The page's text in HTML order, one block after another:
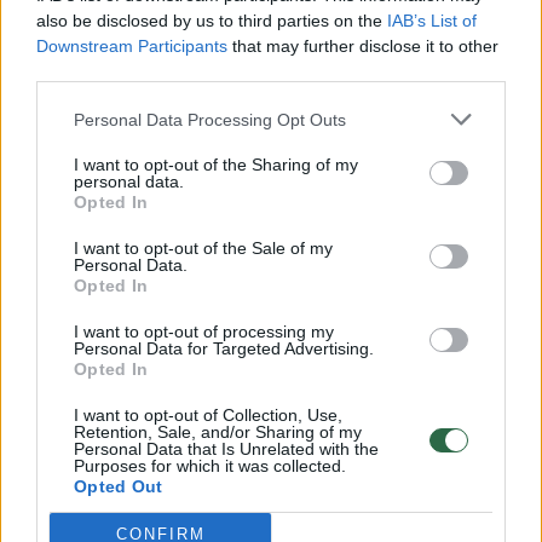
also be disclosed by us to third parties on the IAB’s List of
Downstream Participants that may further disclose it to other
Personal Data Processing Opt Outs
I want to opt-out of the Sharing of my
personal data.
Opted In
I want to opt-out of the Sale of my
Personal Data.
Opted In
I want to opt-out of processing my
Personal Data for Targeted Advertising.
Opted In
I want to opt-out of Collection, Use,
Retention, Sale, and/or Sharing of my
Personal Data that Is Unrelated with the
Purposes for which it was collected.
Opted Out
CONFIRM
Žinios | Lietuvos diena
00:00:57
Savaitės vidurys nusimato karštas: temperatūra kils iki
32 laipsnių šilumos
Žinios | Orai
00:00:59
Nufilmavo, kaip patvino Vilniaus Vakarinis aplinkkelis:
Žinios | Lietuvos diena
V. Zalužno pasisakymą laiko bandymu įsitvirtinti
Ukrainos politikoje: jis yra neteisus
Laidos